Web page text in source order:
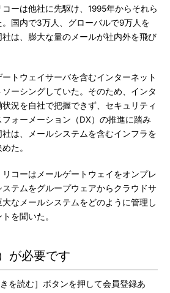
ーは他社に先駆け、1995年からそれら
国内で3万人、グローバルで9万人を
は、膨大な量のメールが社内外を飛び
トウェイサーバを含むインターネット
ーシングしていた。そのため、インタ
況を自社で把握できず、セキュリティ
ォーメーション（DX）の推進に踏み
は、メールシステムを含むインフラを
た。
コーはメールゲートウェイをオンプレ
テムをグループウェアからクラウドサ
なメールシステムをどのように管理し
を聞いた。
が必要です
を読む］ボタンを押して会員登録あ